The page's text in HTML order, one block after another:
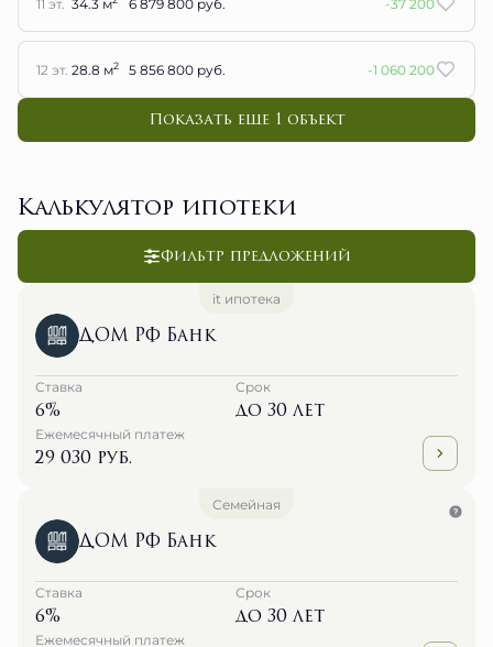
12 эт.28.8 м2 5 856 800 руб. -1 060 200
Показать еще 1 объект
Фильтр предложений
it ипотека
ДОМ РФ Банк
Ставка
6% до 30 лет
Ежемесячный платеж
29 030 руб.
ДОМ РФ Банк
Ставка
6% до 30 лет
Ежемесячный платеж
29 030 руб.